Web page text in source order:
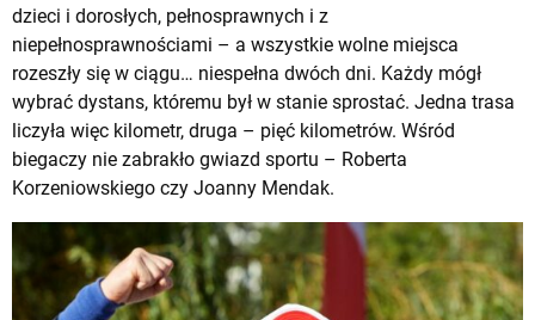
dzieci i dorosłych, pełnosprawnych i z
niepełnosprawnościami – a wszystkie wolne miejsca
rozeszły się w ciągu… niespełna dwóch dni. Każdy mógł
wybrać dystans, któremu był w stanie sprostać. Jedna trasa
liczyła więc kilometr, druga – pięć kilometrów. Wśród
biegaczy nie zabrakło gwiazd sportu – Roberta
Korzeniowskiego czy Joanny Mendak.